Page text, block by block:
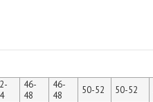
46-
48
46-
48
50-52 50-52